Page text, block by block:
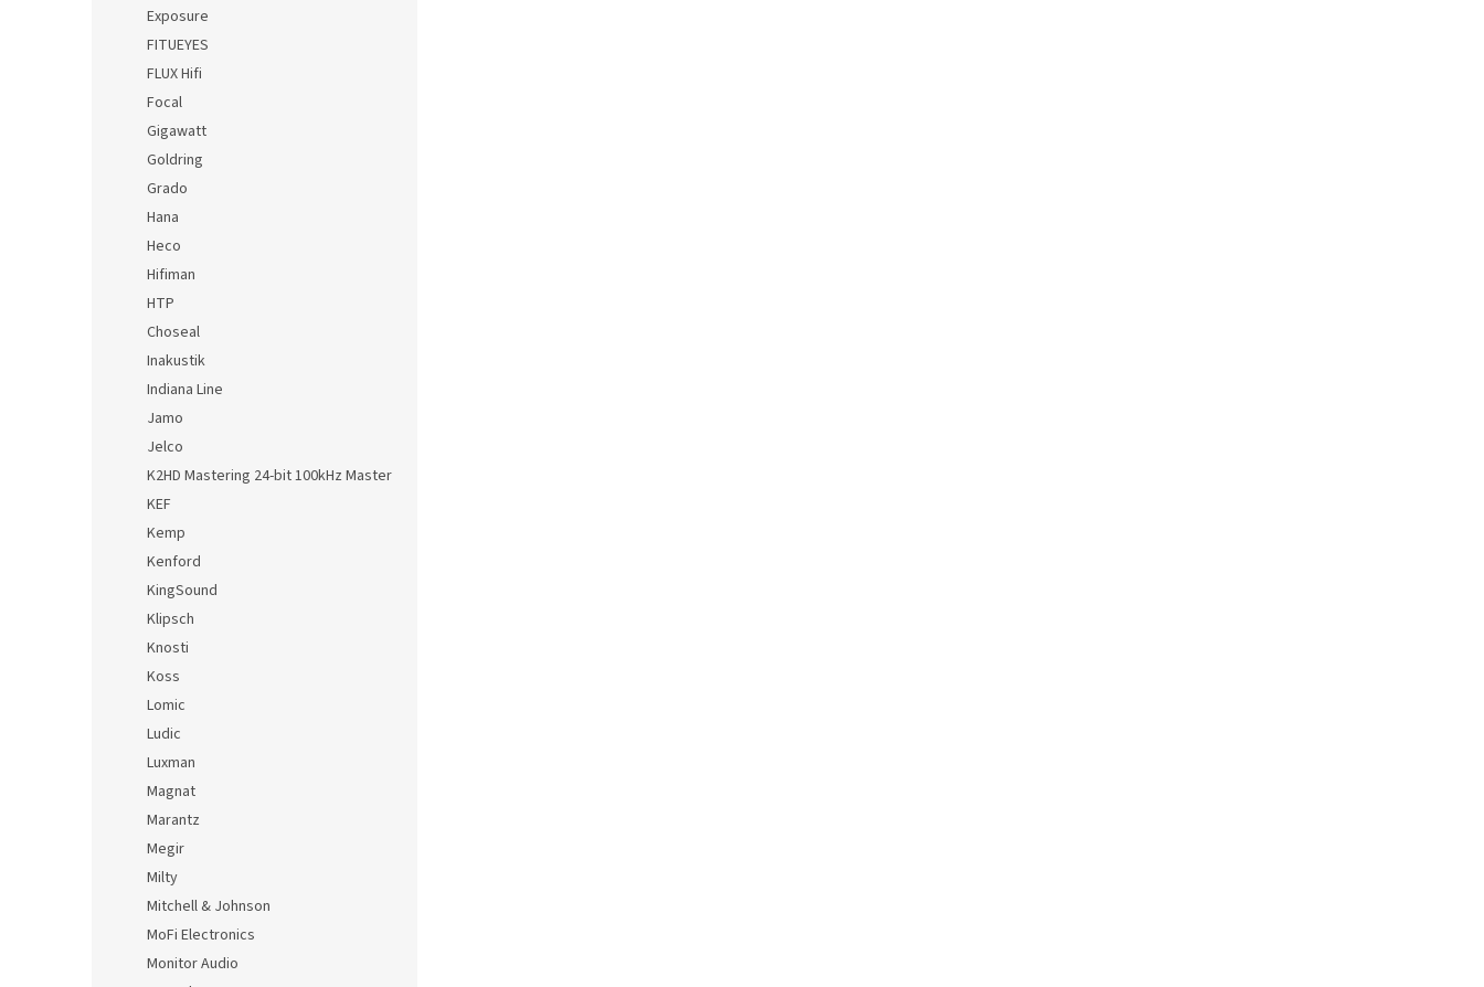
Exposure
FITUEYES
FLUX Hifi
Focal
Gigawatt
Goldring
Grado
Hana
Heco
Hifiman
HTP
Choseal
Inakustik
Indiana Line
Jamo
Jelco
K2HD Mastering 24-bit 100kHz Master
KEF
Kemp
Kenford
KingSound
Klipsch
Knosti
Koss
Lomic
Ludic
Luxman
Magnat
Marantz
Megir
Milty
Mitchell & Johnson
MoFi Electronics
Monitor Audio